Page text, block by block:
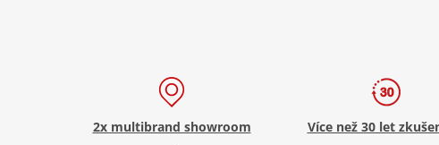
2x multibrand showroom Více než 30 let